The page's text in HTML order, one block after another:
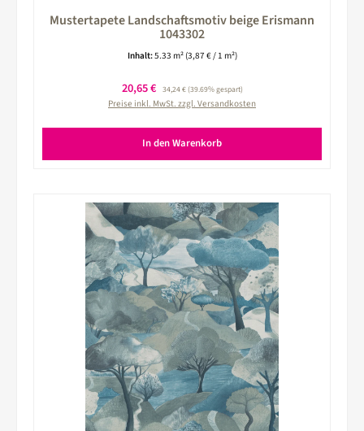
Mustertapete Landschaftsmotiv beige Erismann
1043302
Inhalt:5.33 m² (3,87 € / 1 m²)
Verkaufspreis:
20,65 € Regulärer Preis:
34,24 €(39.69% gespart)
Preise inkl. MwSt. zzgl. Versandkosten
In den Warenkorb